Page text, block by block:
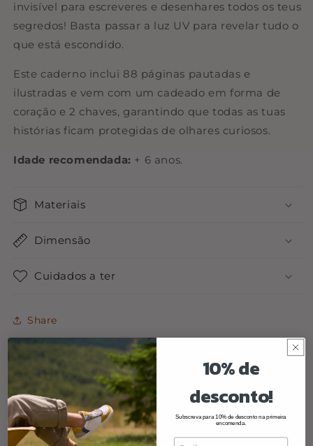
invisível para escreveres e desenhares todos os teus
segredos! Basta passar a luz UV para revelar tudo o
que está escondido.
Este caderno inclui 88 páginas pautadas e
ilustradas e vem com um cadeado em forma de
coração e 2 chaves, garantindo que todas as tuas
histórias ficam protegidas de olhares curiosos.
Idade recomendada: + 6 anos.
Materiais
Dimensão
Cuidados a ter
Share
10% de
desconto!
Subscreva para 10% de desconto na primeira
encomenda.